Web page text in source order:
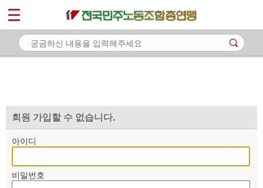
회원 가입할 수 없습니다.
아이디
비밀번호
마이페이지
소개
자료
부설기관